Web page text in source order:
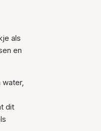
als
en
water,
dit